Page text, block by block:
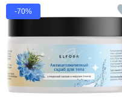
-70%